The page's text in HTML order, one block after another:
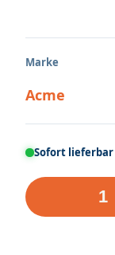
Marke
Acme
Sofort lieferbar
Diesellok
BR